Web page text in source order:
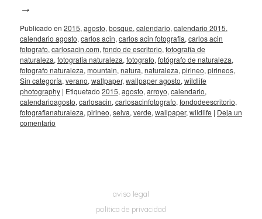
→
Publicado en 2015, agosto, bosque, calendario, calendario 2015,
calendario agosto, carlos acin, carlos acin fotografia, carlos acin
fotografo, carlosacin.com, fondo de escritorio, fotografía de
naturaleza, fotografia naturaleza, fotografo, fotógrafo de naturaleza,
fotografo naturaleza, mountain, natura, naturaleza, pirineo, pirineos,
Sin categoría, verano, wallpaper, wallpaper agosto, wildlife
photography | Etiquetado 2015, agosto, arroyo, calendario,
calendarioagosto, carlosacin, carlosacinfotografo, fondodeescritorio,
fotografianaturaleza, pirineo, selva, verde, wallpaper, wildlife | Deja un
comentario
aviso legal
política de privacidad